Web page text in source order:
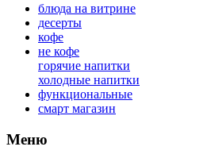
блюда на витрине
десерты
кофе
не кофе
горячие напитки
холодные напитки
функциональные
смарт магазин
Меню